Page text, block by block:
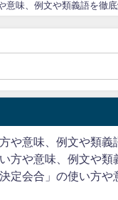
意味、例文や類義語を徹底
や意味、例文や類義
方や意味、例文や類
定会合」の使い方